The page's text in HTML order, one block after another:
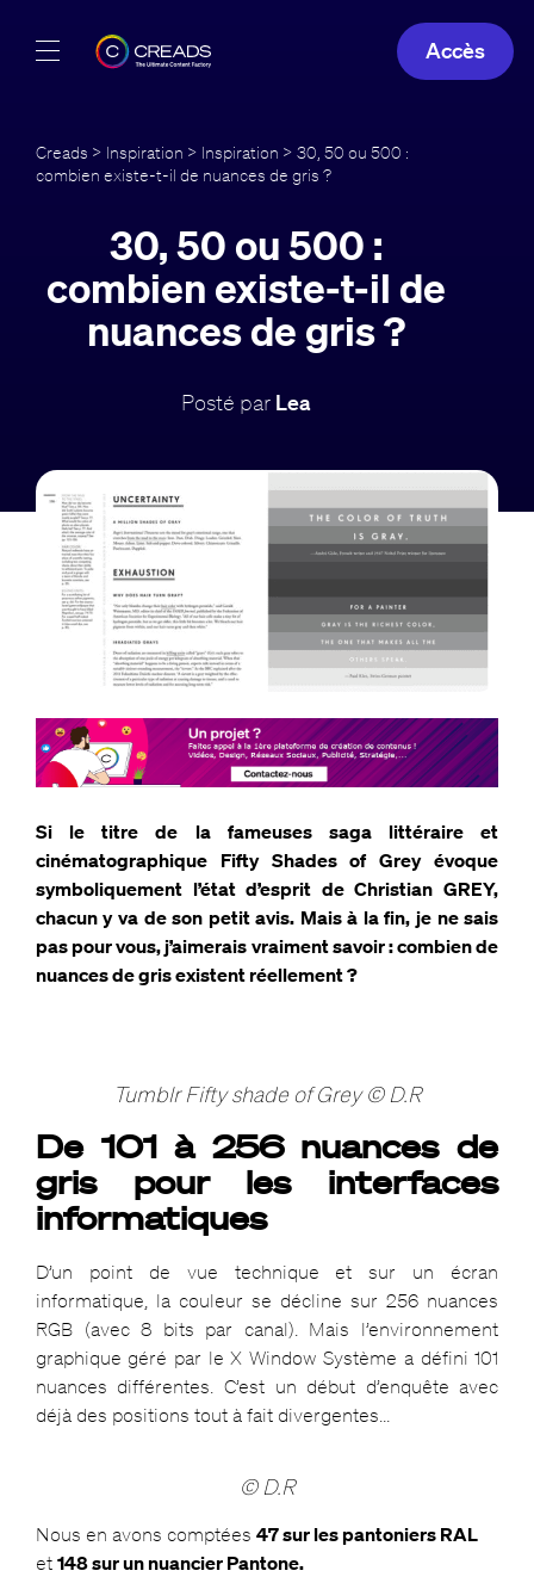
Offres
À propos
Guide
Accès
Creads > Inspiration > Inspiration > 30, 50 ou 500 :
combien existe-t-il de nuances de gris ?
30, 50 ou 500 :
combien existe-t-il de
nuances de gris ?
Posté par Lea
Si le titre de la fameuses saga littéraire et
cinématographique Fifty Shades of Grey évoque
symboliquement l’état d’esprit de Christian GREY,
chacun y va de son petit avis. Mais à la fin, je ne sais
pas pour vous, j’aimerais vraiment savoir : combien de
nuances de gris existent réellement ?
Tumblr Fifty shade of Grey © D.R
De 101 à 256 nuances de
gris pour les interfaces
informatiques
D’un point de vue technique et sur un écran
informatique, la couleur se décline sur 256 nuances
RGB (avec 8 bits par canal). Mais l’environnement
graphique géré par le X Window Système a défini 101
nuances différentes. C’est un début d’enquête avec
déjà des positions tout à fait divergentes…
© D.R
Nous en avons comptées 47 sur les pantoniers RAL
et 148 sur un nuancier Pantone.